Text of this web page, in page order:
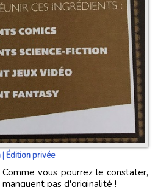
Édition privée
pas d'originalité !